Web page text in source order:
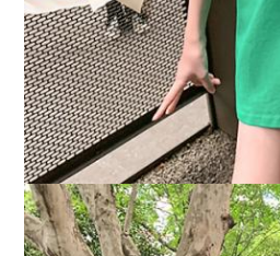
ฝากข้อ
เราจะโทรกลั